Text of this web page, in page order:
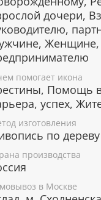
от
на
в работе.
в личной
от врагов.
удачу.
вся
дочери,
Женщине,
помогает икона
Помощь
успех,
изготовления
по дереву
производства
в Москве